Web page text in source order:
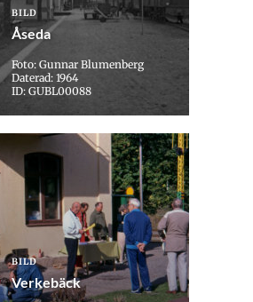
BILD
Åseda
Foto: Gunnar Blumenberg
Daterad: 1964
ID: GUBL00088
BILD
Verkebäck